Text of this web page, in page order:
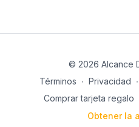
© 2026 Alcance
Términos ∙ Privacidad ∙
Comprar tarjeta regalo
Obtener la